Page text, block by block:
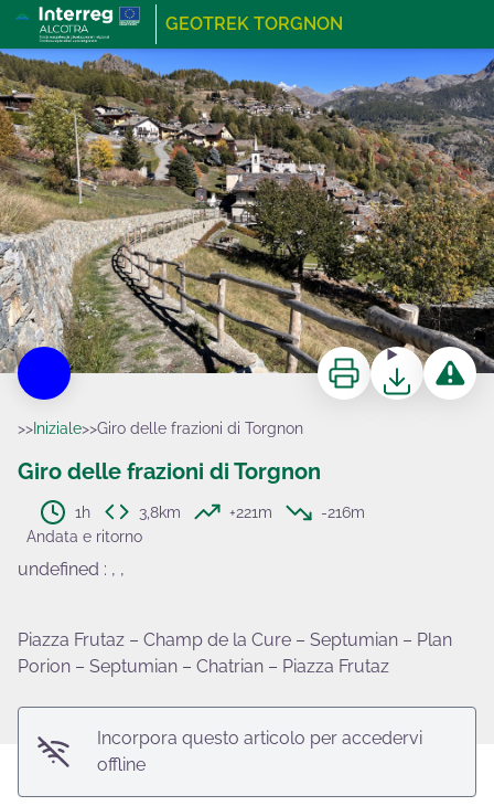
GEOTREK TORGNON
Giro delle frazioni di Torgnon
Deborah Bionaz
StampaScaricare
>> Iniziale>>Giro delle frazioni di Torgnon
Giro delle frazioni di Torgnon
1h 3,8km +221m
-216m
Andata e ritorno
undefined : , ,
Piazza Frutaz – Champ de la Cure – Septumian – Plan
Porion – Septumian – Chatrian – Piazza Frutaz
Incorpora questo articolo per accedervi
offline